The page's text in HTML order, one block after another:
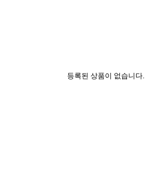
등록된 상품이 없습니다.